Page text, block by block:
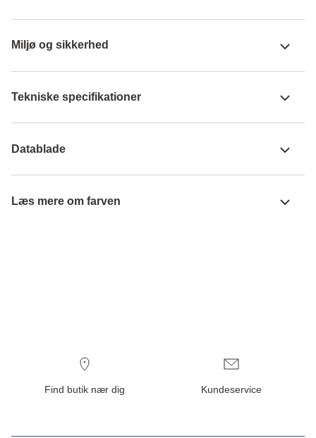
Miljø og sikkerhed
Tekniske specifikationer
Datablade
Læs mere om farven
Find butik nær dig Kundeservice